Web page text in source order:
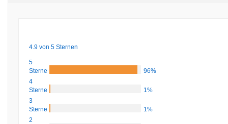
4.9 von 5 Sternen
5
Sterne
96%
4
Sterne
1%
3
Sterne
1%
2